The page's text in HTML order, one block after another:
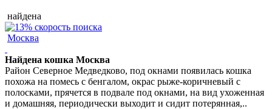
найдена
Москва
Найдена кошка Москва
Район Северное Медведково, под окнами появилась кошка
похожа на помесь с бенгалом, окрас рыже-коричневый с
полосками, прячется в подвале под окнами, на вид ухоженная
и домашняя, периодически выходит и сидит потерянная,..